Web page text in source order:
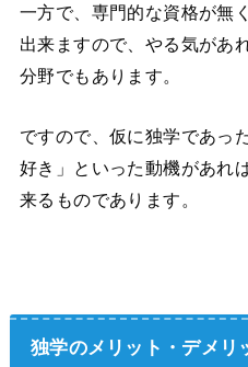
一方で、専門的な資格が無
出来ますので、やる気があ
分野でもあります。
ですので、仮に独学であっ
好き」といった動機があれ
来るものであります。
独学のメリット・デメリ